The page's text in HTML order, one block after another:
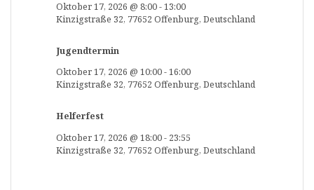
Oktober 17, 2026 @ 8:00-13:00
Kinzigstraße 32, 77652 Offenburg, Deutschland
Jugendtermin
Oktober 17, 2026 @ 10:00-16:00
Kinzigstraße 32, 77652 Offenburg, Deutschland
Helferfest
Oktober 17, 2026 @ 18:00- 23:55
Kinzigstraße 32, 77652 Offenburg, Deutschland